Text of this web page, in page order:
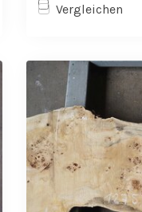
Vergleichen